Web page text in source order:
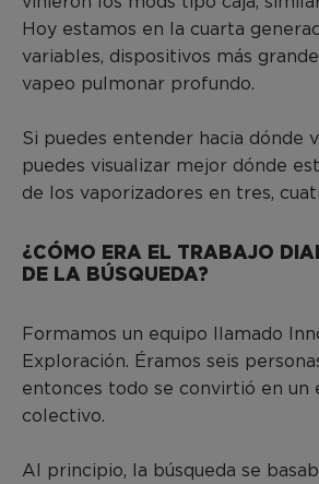
Hoy estamos en la cuarta
variables, dispositivos más
vapeo pulmonar profundo.
Si puedes entender hacia dónde
puedes visualizar mejor dónde
de los vaporizadores en tres,
¿CÓMO ERA EL TRABAJO
DE LA BÚSQUEDA?
Formamos un equipo llamado
Exploración. Éramos seis
entonces todo se convirtió en un
colectivo.
Al principio, la búsqueda se